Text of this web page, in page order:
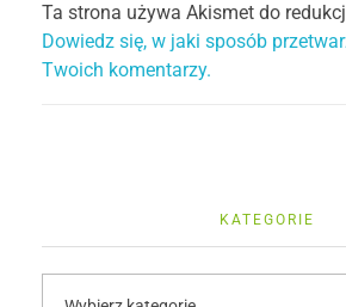
Ta strona używa Akismet do
Dowiedz się, w jaki sposób
Twoich komentarzy.
KATEGORIE